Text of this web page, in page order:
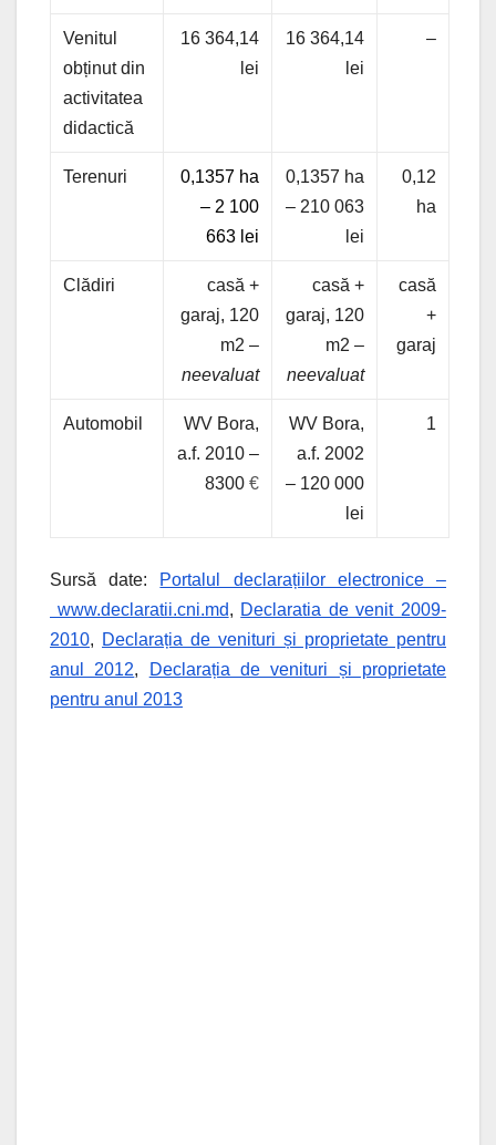
Venitul
obținut din
activitatea
didactică
16 364,14
lei
16 364,14
lei
–
Terenuri
0,1357 ha
– 2 100
663 lei
0,1357 ha
– 210 063
lei
0,12
ha
Clădiri
casă +
garaj, 120
m2 –
neevaluat
casă +
garaj, 120
m2 –
neevaluat
casă
+
garaj
Automobil
WV Bora,
a.f. 2010 –
8300 €
WV Bora,
a.f. 2002
– 120 000
lei
1
Sursă date: Portalul declarațiilor electronice –
www.declaratii.cni.md, Declaratia de venit 2009-
2010, Declarația de venituri și proprietate pentru
anul 2012,
Declarația de venituri și proprietate
pentru anul 2013